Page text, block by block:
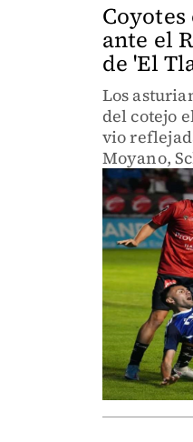
ante el
de 'El
Los
del cotejo
vio
Moyano,